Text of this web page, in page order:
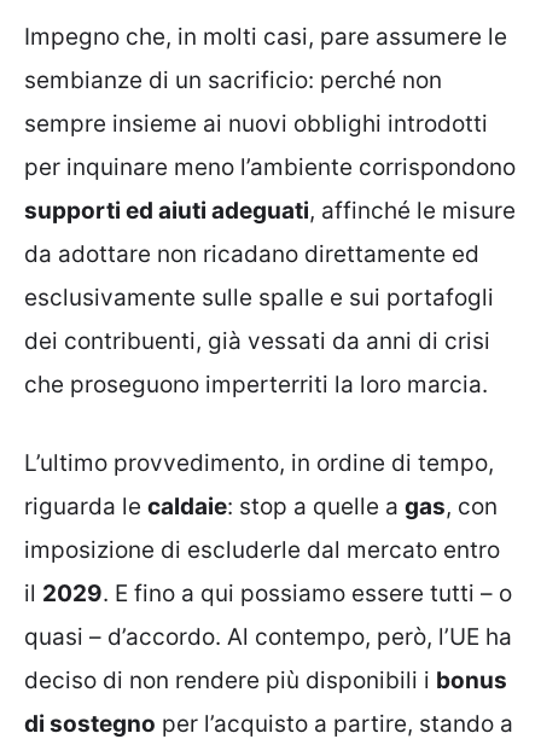
Impegno che, in molti casi, pare assumere le
sembianze di un sacrificio: perché non
sempre insieme ai nuovi obblighi introdotti
per inquinare meno l’ambiente corrispondono
supporti ed aiuti adeguati, affinché le misure
da adottare non ricadano direttamente ed
esclusivamente sulle spalle e sui portafogli
dei contribuenti, già vessati da anni di crisi
che proseguono imperterriti la loro marcia.
L’ultimo provvedimento, in ordine di tempo,
riguarda le caldaie: stop a quelle a gas, con
imposizione di escluderle dal mercato entro
il 2029. E fino a qui possiamo essere tutti – o
quasi – d’accordo. Al contempo, però, l’UE ha
deciso di non rendere più disponibili i bonus
di sostegno per l’acquisto a partire, stando a